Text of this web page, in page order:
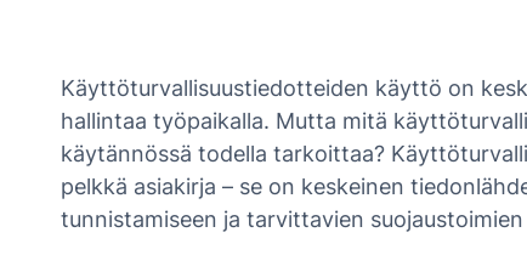
Käyttöturvallisuustiedotteiden käyttö on
hallintaa työpaikalla. Mutta mitä
käytännössä todella tarkoittaa?
pelkkä asiakirja – se on keskeinen
tunnistamiseen ja tarvittavien